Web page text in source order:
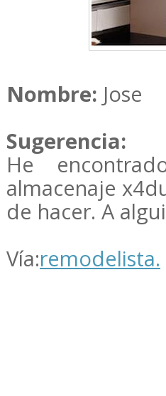
Nombre: Jose
Sugerencia:
He
almacenaje
de hacer. A
Vía:remodelista.